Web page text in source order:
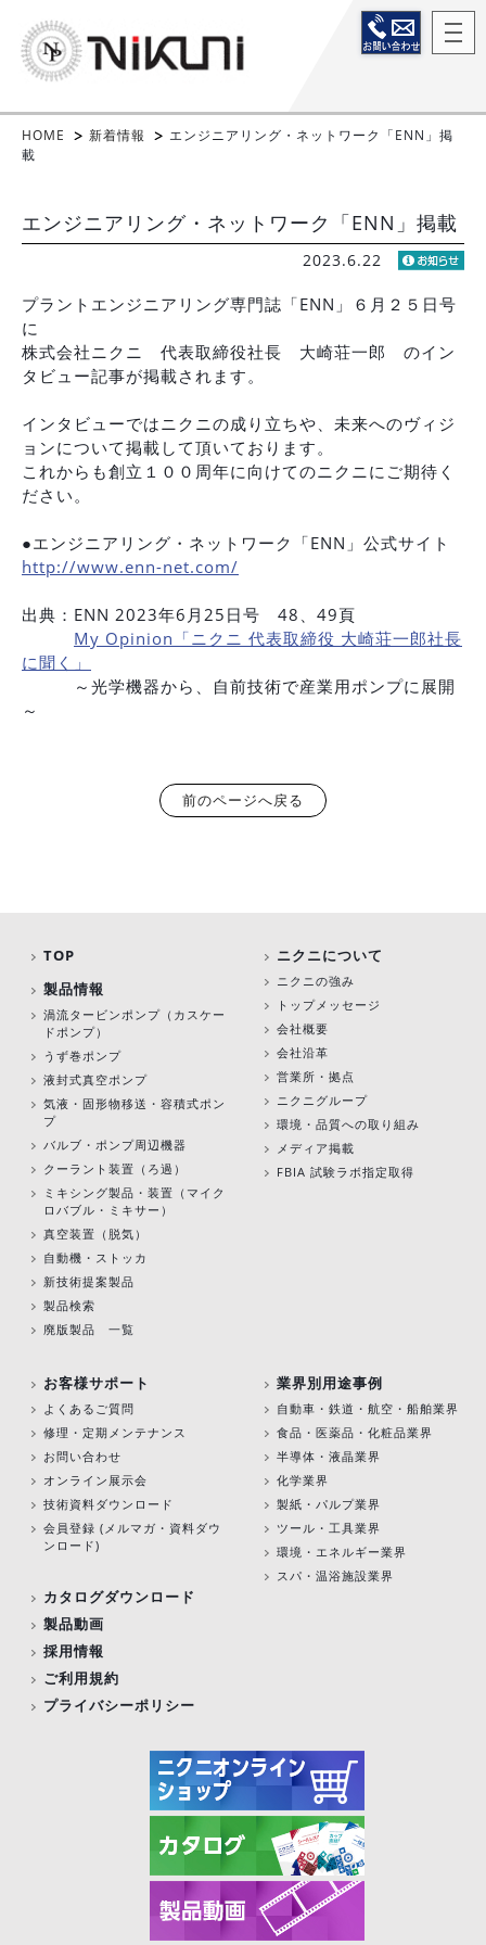
HOME 新着情報
エンジニアリング・ネットワーク「ENN」掲
載
エンジニアリング・ネットワーク「ENN」掲載
2023.6.22
プラントエンジニアリング専門誌「ENN」６月２５日号
に
株式会社ニクニ 代表取締役社長 大崎荘一郎 のイン
タビュー記事が掲載されます。
インタビューではニクニの成り立ちや、未来へのヴィジ
ョンについて掲載して頂いております。
これからも創立１００周年に向けてのニクニにご期待く
ださい。
●エンジニアリング・ネットワーク「ENN」公式サイト
http://www.enn-net.com/
出典：ENN 2023年6月25日号 48、49頁
My Opinion「ニクニ 代表取締役 大崎荘一郎社長
に聞く」
～光学機器から、自前技術で産業用ポンプに展開
～
前のページへ戻る
TOP
製品情報
渦流タービンポンプ （カスケー
ドポンプ）
うず巻ポンプ
液封式真空ポンプ
気液・固形物移送・容積式ポン
プ
バルブ・ポンプ周辺機器
クーラント装置（ろ過）
ミキシング製品・装置（マイク
ロバブル・ミキサー）
真空装置（脱気）
自動機・ストッカ
新技術提案製品
製品検索
廃版製品 一覧
ニクニについて
ニクニの強み
トップメッセージ
会社概要
会社沿革
営業所・拠点
ニクニグループ
環境・品質への取り組み
メディア掲載
FBIA 試験ラボ指定取得
お客様サポート
よくあるご質問
修理・定期メンテナンス
お問い合わせ
オンライン展示会
技術資料ダウンロード
会員登録 (メルマガ・資料ダウ
ンロード)
カタログダウンロード
製品動画
採用情報
ご利用規約
プライバシーポリシー
業界別用途事例
自動車・鉄道・航空・船舶業界
食品・医薬品・化粧品業界
半導体・液晶業界
化学業界
製紙・パルプ業界
ツール・工具業界
環境・エネルギー業界
スパ・温浴施設業界